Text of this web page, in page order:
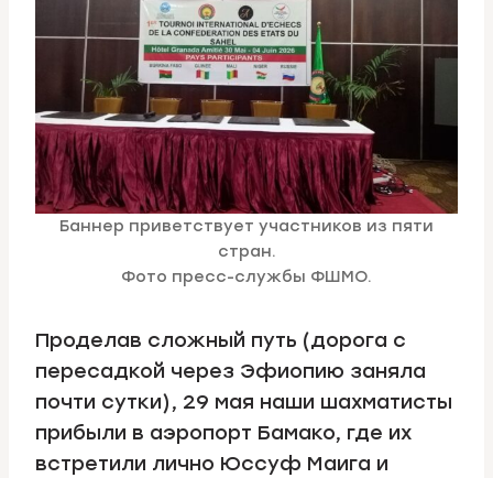
Баннер приветствует участников из пяти
стран.
Фото пресс-службы ФШМО.
Проделав сложный путь (дорога с
пересадкой через Эфиопию заняла
почти сутки), 29 мая наши шахматисты
прибыли в аэропорт Бамако, где их
встретили лично Юссуф Маига и